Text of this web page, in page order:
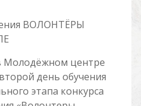
ВОЛОНТЁРЫ
Молодёжном центре
день обучения
этапа конкурса